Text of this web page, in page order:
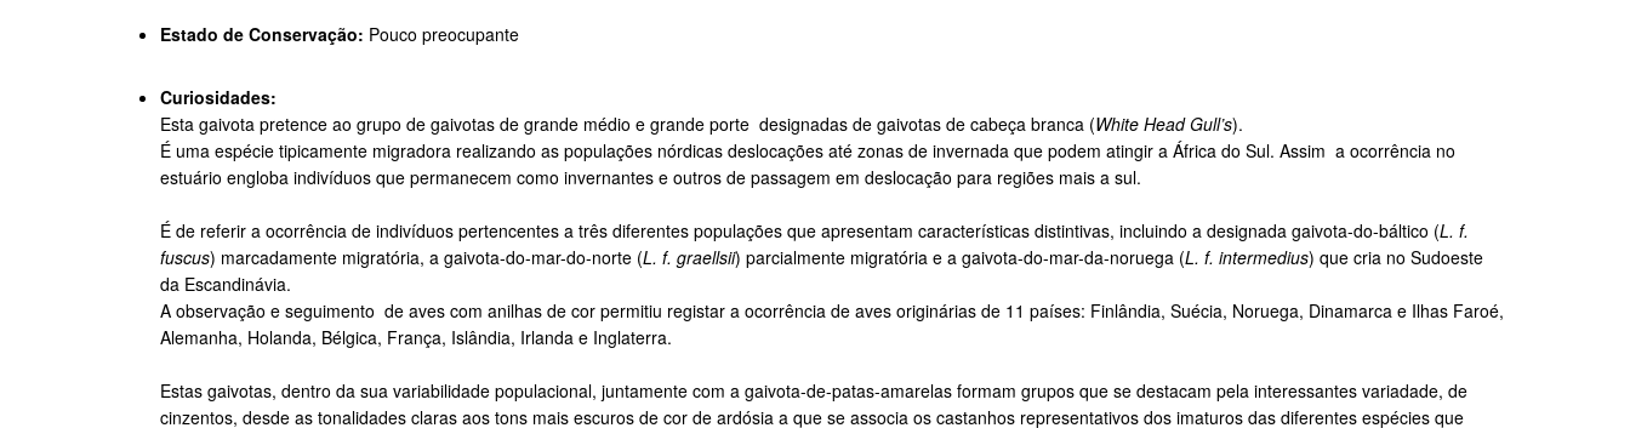
Estado de Conservação: Pouco preocupante
Curiosidades:
Esta gaivota pretence ao grupo de gaivotas de grande médio e grande porte designadas de gaivotas de cabeça branca (White Head Gull’s).
É uma espécie tipicamente migradora realizando as populações nórdicas deslocações até zonas de invernada que podem atingir a África do Sul. Assim a ocorrência no
estuário engloba indivíduos que permanecem como invernantes e outros de passagem em deslocação para regiões mais a sul.
É de referir a ocorrência de indivíduos pertencentes a três diferentes populações que apresentam características distintivas, incluindo a designada gaivota-do-báltico (L. f.
fuscus) marcadamente migratória, a gaivota-do-mar-do-norte (L. f. graellsii) parcialmente migratória e a gaivota-do-mar-da-noruega (L. f. intermedius) que cria no Sudoeste
da Escandinávia.
A observação e seguimento de aves com anilhas de cor permitiu registar a ocorrência de aves originárias de 11 países: Finlândia, Suécia, Noruega, Dinamarca e Ilhas Faroé,
Alemanha, Holanda, Bélgica, França, Islândia, Irlanda e Inglaterra.
Estas gaivotas, dentro da sua variabilidade populacional, juntamente com a gaivota-de-patas-amarelas formam grupos que se destacam pela interessantes variadade, de
cinzentos, desde as tonalidades claras aos tons mais escuros de cor de ardósia a que se associa os castanhos representativos dos imaturos das diferentes espécies que